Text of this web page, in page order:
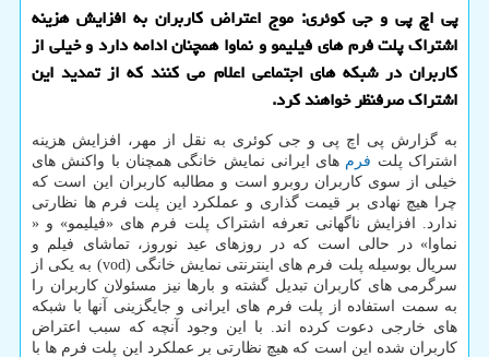
پی اچ پی و جی کوئری: موج اعتراض کاربران به افزایش هزینه
اشتراک پلت فرم های فیلیمو و نماوا همچنان ادامه دارد و خیلی از
کاربران در شبکه های اجتماعی اعلام می کنند که از تمدید این
اشتراک صرفنظر خواهند کرد.
به گزارش پی اچ پی و جی کوئری به نقل از مهر، افزایش هزینه
اشتراک پلت فرم های ایرانی نمایش خانگی همچنان با واکنش های
خیلی از سوی کاربران روبرو است و مطالبه کاربران این است که
چرا هیچ نهادی بر قیمت گذاری و عملکرد این پلت فرم ها نظارتی
ندارد. افزایش ناگهانی تعرفه اشتراک پلت فرم های «فیلیمو» و «
نماوا» در حالی است که در روزهای عید نوروز، تماشای فیلم و
سریال بوسیله پلت فرم های اینترنتی نمایش خانگی (vod) به یکی از
سرگرمی های کاربران تبدیل گشته و بارها نیز مسئولان کاربران را
به سمت استفاده از پلت فرم های ایرانی و جایگزینی آنها با شبکه
های خارجی دعوت کرده اند. با این وجود آنچه که سبب اعتراض
کاربران شده این است که هیچ نظارتی بر عملکرد این پلت فرم ها با